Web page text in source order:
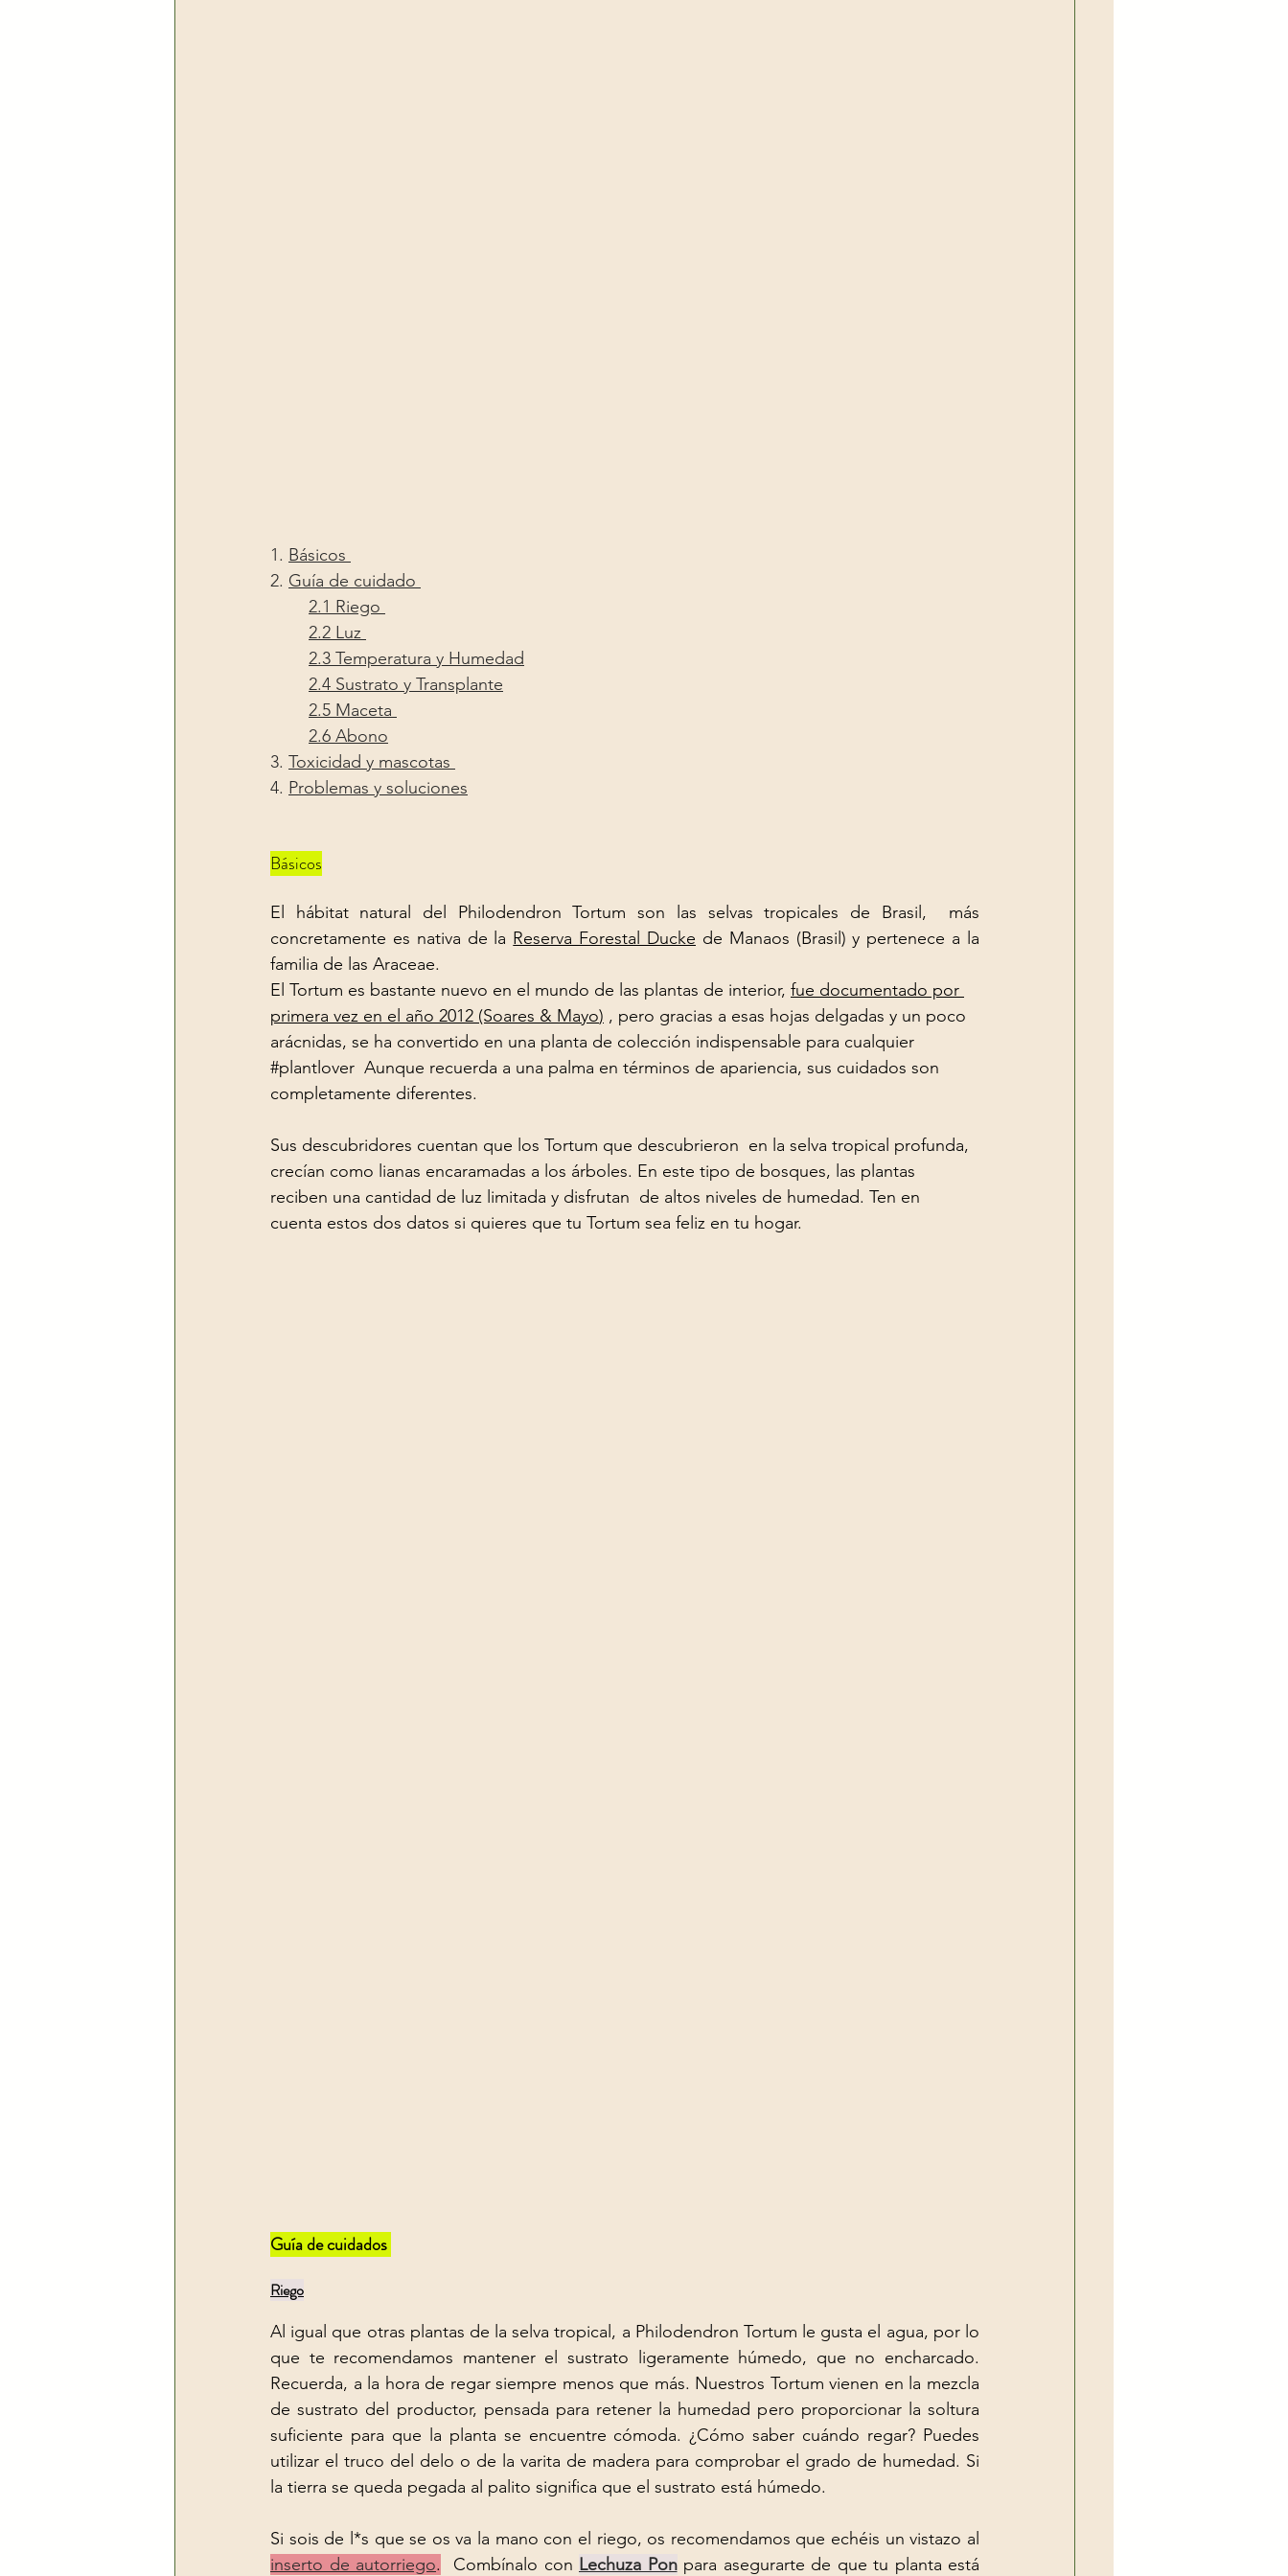
1. Básicos
2. Guía de cuidado
2.1 Riego
2.2 Luz
2.3 Temperatura y Humedad
2.4 Sustrato y Transplante
2.5 Maceta
2.6 Abono
3. Toxicidad y mascotas
4. Problemas y soluciones
Básicos
El hábitat natural del Philodendron Tortum son las selvas tropicales de Brasil,  más
concretamente es nativa de la Reserva Forestal Ducke de Manaos (Brasil) y pertenece a la
familia de las Araceae.
El Tortum es bastante nuevo en el mundo de las plantas de interior, fue documentado por
primera vez en el año 2012 (Soares & Mayo) , pero gracias a esas hojas delgadas y un poco
arácnidas, se ha convertido en una planta de colección indispensable para cualquier
#plantlover
  Aunque recuerda a una palma en términos de apariencia, sus cuidados son
completamente diferentes.
Sus descubridores cuentan que los Tortum que descubrieron  en la selva tropical profunda,
crecían como lianas encaramadas a los árboles. En este tipo de bosques, las plantas
reciben una cantidad de luz limitada y disfrutan  de altos niveles de humedad. Ten en
cuenta estos dos datos si quieres que tu Tortum sea feliz en tu hogar.
Guía de cuidados
Riego
Al igual que otras plantas de la selva tropical, a Philodendron Tortum le gusta el agua, por lo
que te recomendamos mantener el sustrato ligeramente húmedo, que no encharcado.
Recuerda, a la hora de regar siempre menos que más. Nuestros Tortum vienen en la mezcla
de sustrato del productor, pensada para retener la humedad pero proporcionar la soltura
suficiente para que la planta se encuentre cómoda. ¿Cómo saber cuándo regar? Puedes
utilizar el truco del delo o de la varita de madera para comprobar el grado de humedad. Si
la tierra se queda pegada al palito significa que el sustrato está húmedo.
inserto de autorriego.
  Combínalo con
Lechuza Pon para asegurarte de que tu planta está